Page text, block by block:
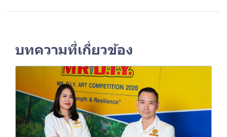
บทความที่เกี่ยวข้อง